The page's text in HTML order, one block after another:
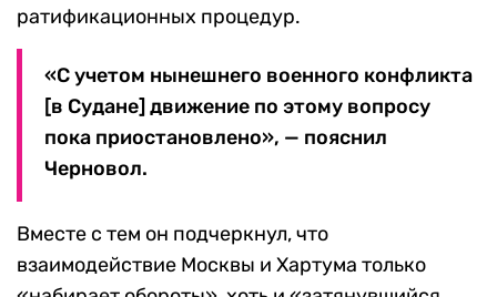
ратификационных процедур.
«С учетом нынешнего военного конфликта
[в Судане] движение по этому вопросу
пока приостановлено», — пояснил
Черновол.
Вместе с тем он подчеркнул, что
взаимодействие Москвы и Хартума только